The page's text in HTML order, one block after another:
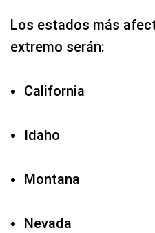
Los estados más
extremo serán:
California
Idaho
Montana
Nevada